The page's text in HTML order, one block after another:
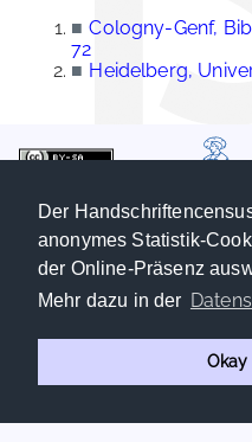
Der
anonymes Statistik-
der Online-Präsenz
Mehr dazu in der
Okay
■ Cologny-Genf,
72
■ Heidelberg,